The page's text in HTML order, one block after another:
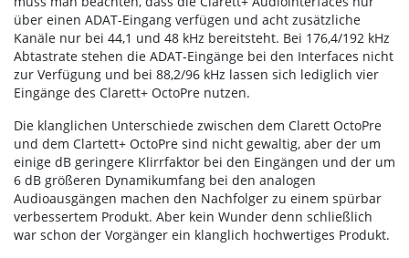
über einen ADAT-Eingang verfügen und acht zusätzliche
Kanäle nur bei 44,1 und 48 kHz bereitsteht. Bei 176,4/192 kHz
Abtastrate stehen die ADAT-Eingänge bei den Interfaces nicht
zur Verfügung und bei 88,2/96 kHz lassen sich lediglich vier
Eingänge des Clarett+ OctoPre nutzen.
Die klanglichen Unterschiede zwischen dem Clarett OctoPre
und dem Clartett+ OctoPre sind nicht gewaltig, aber der um
einige dB geringere Klirrfaktor bei den Eingängen und der um
6 dB größeren Dynamikumfang bei den analogen
Audioausgängen machen den Nachfolger zu einem spürbar
verbessertem Produkt. Aber kein Wunder denn schließlich
war schon der Vorgänger ein klanglich hochwertiges Produkt.